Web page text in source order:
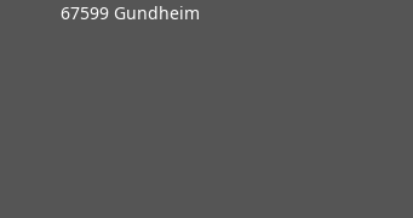
67599 Gundheim